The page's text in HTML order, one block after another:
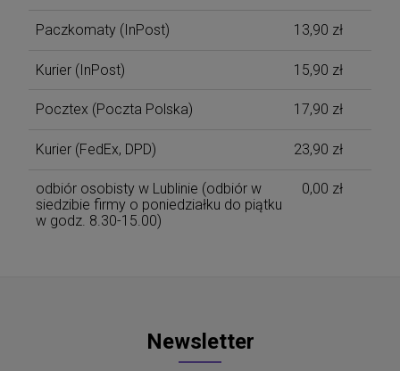
Paczkomaty (InPost) 13,90 zł
Kurier (InPost) 15,90 zł
Pocztex (Poczta Polska) 17,90 zł
Kurier (FedEx, DPD) 23,90 zł
odbiór osobisty w Lublinie (odbiór w
siedzibie firmy o poniedziałku do piątku
w godz. 8.30-15.00)
0,00 zł
Newsletter